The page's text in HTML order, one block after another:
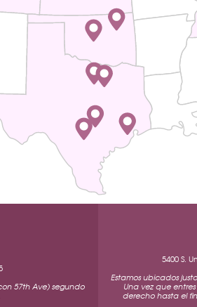
57th Ave) segundo
5400 S.
Estamos ubicados
Una vez que
derecho hasta el